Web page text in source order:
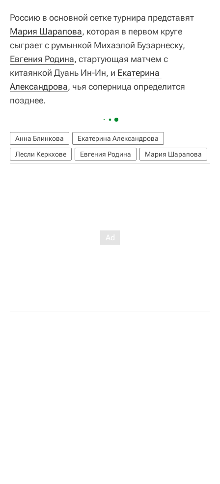
Россию в основной сетке турнира представят
Мария Шарапова, которая в первом круге
сыграет с румынкой Михаэлой Бузарнеску,
Евгения Родина, стартующая матчем с
китаянкой Дуань Ин-Ин, и Екатерина
Александрова, чья соперница определится
позднее.
Анна Блинкова
Екатерина Александрова
Лесли Керкхове
Евгения Родина Мария Шарапова